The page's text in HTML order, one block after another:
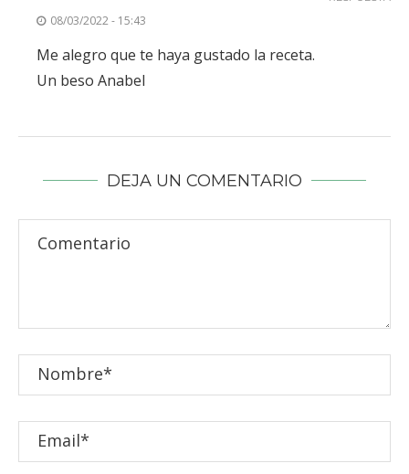
08/03/2022 - 15:43
Me alegro que te haya gustado la receta.
Un beso Anabel
DEJA UN COMENTARIO